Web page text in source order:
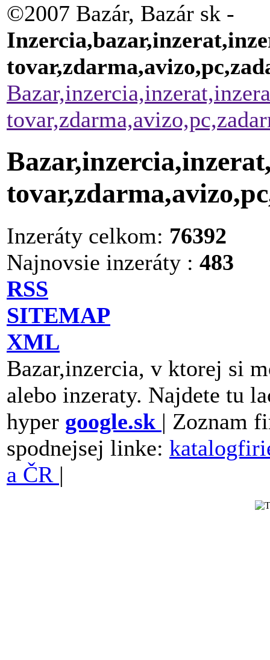
©2007 Bazár, Bazár sk -
Inzeráty celkom: 76392
Najnovsie inzeráty : 483
RSS
SITEMAP
XML
Bazar,inzercia, v ktorej si
alebo inzeraty. Najdete tu
hyper google.sk | Zoznam
spodnejsej linke:
a ČR |